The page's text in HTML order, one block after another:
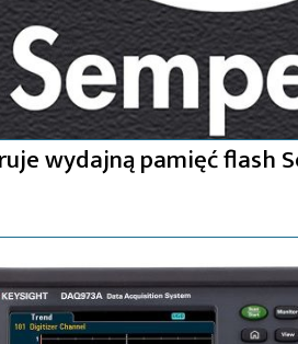
wydajną pamięć flash